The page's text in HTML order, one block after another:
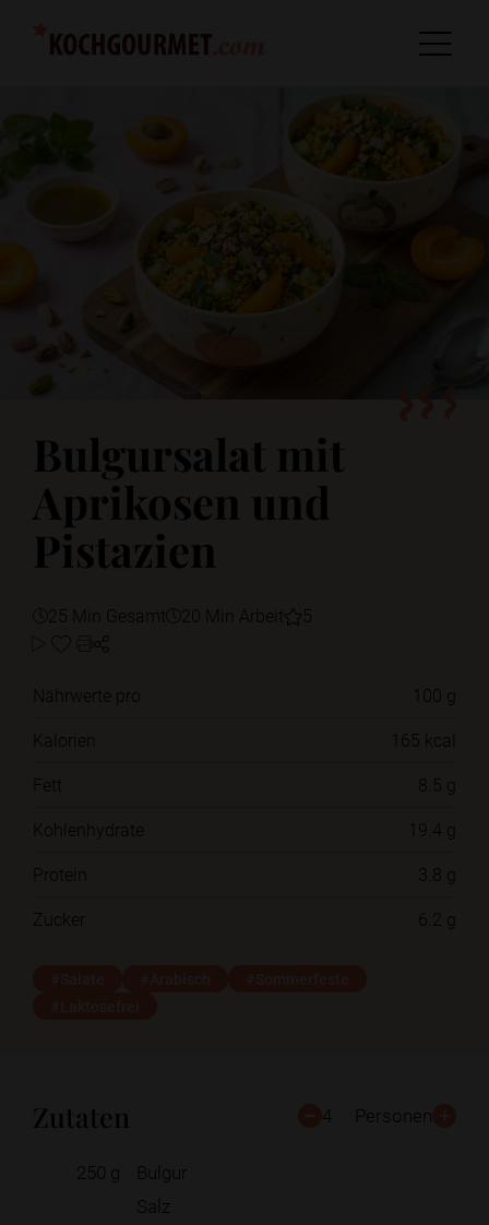
Bulgursalat mit
Aprikosen und
Pistazien
25 Min Gesamt 20 Min Arbeit 5
Nährwerte pro
100 g
Kalorien
165 kcal
Fett
8.5 g
Kohlenhydrate
19.4 g
Protein
3.8 g
Zucker
6.2 g
Zutaten 4 Personen
250 g
Bulgur
Salz